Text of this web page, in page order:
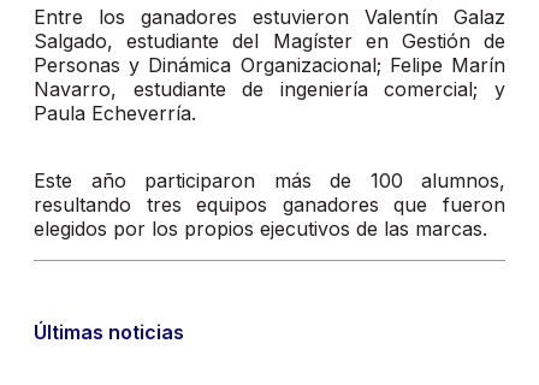
Entre los ganadores estuvieron Valentín Galaz
Salgado, estudiante del Magíster en Gestión de
Personas y Dinámica Organizacional; Felipe Marín
Navarro, estudiante de ingeniería comercial; y
Paula Echeverría.
Este año participaron más de 100 alumnos,
resultando tres equipos ganadores que fueron
elegidos por los propios ejecutivos de las marcas.
Últimas noticias